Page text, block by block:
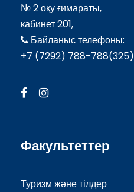
№ 2 оқу ғимараты,
кабинет 201,
Байланыс телефоны:
+7 (7292) 788-788(325)
Факультеттер
Туризм және тілдер